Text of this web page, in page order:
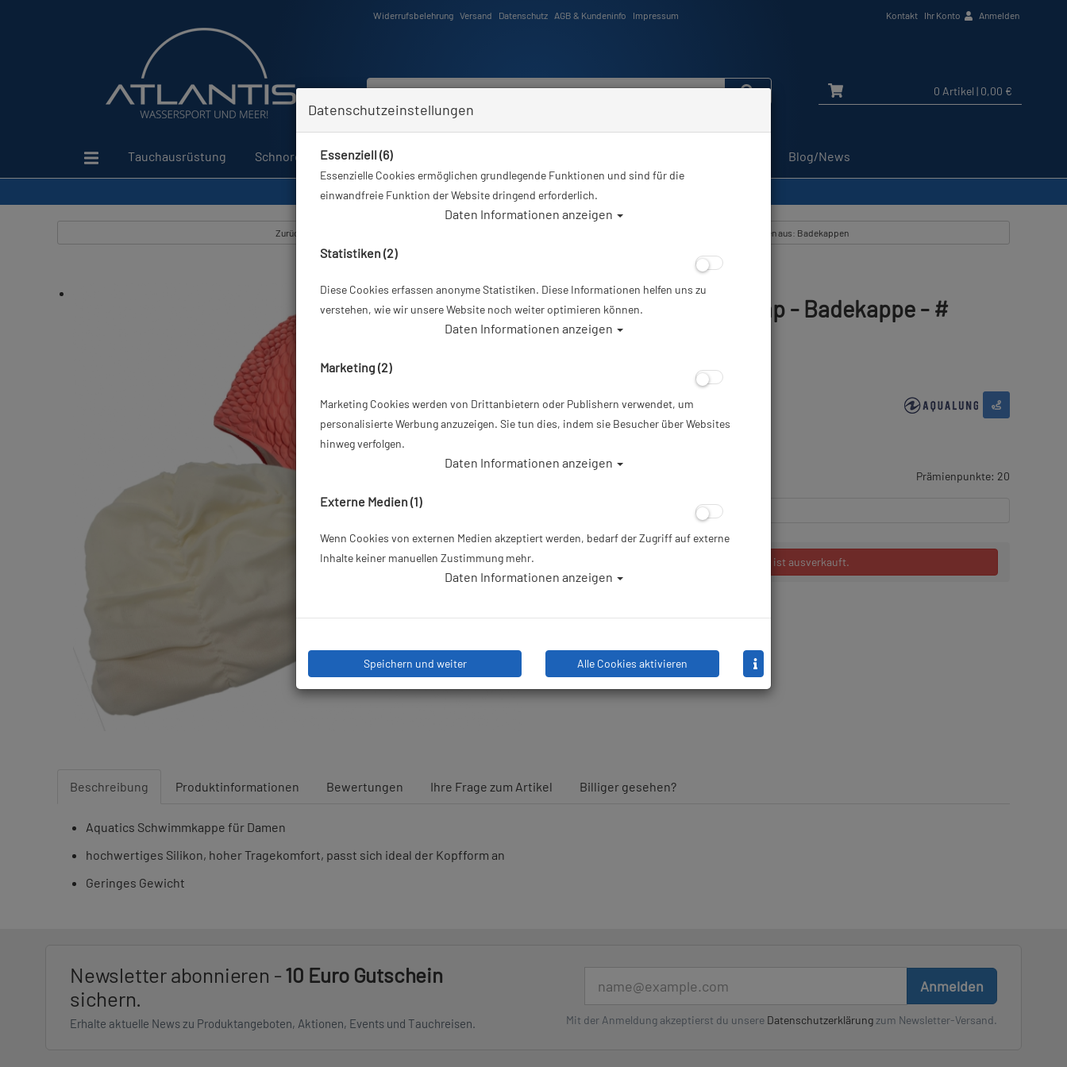
Widerrufsbelehrung Versand Datenschutz AGB & Kundeninfo Impressum Kontakt Ihr Konto Anmelden
0 Artikel | 0,00 €
Tauchausrüstung Schnorcheln Schwimmen Blog/News
Sie sind hier Schwimmen Aquatics Aqua Lady Cap - Badekappe - #
Zurück Alle Artikel zeigen aus: Badekappen
Aquatics Aqua Lady Cap - Badekappe - #
Artikelnr.: lung-203XXmaster
19,90 €*
Prämienpunkte: 20
Dieser Artikel ist ausverkauft.
Beschreibung Produktinformationen Bewertungen Ihre Frage zum Artikel Billiger gesehen?
Aquatics Schwimmkappe für Damen
hochwertiges Silikon, hoher Tragekomfort, passt sich ideal der Kopfform an
Geringes Gewicht
Newsletter abonnieren -10 Euro Gutschein
sichern.
Erhalte aktuelle News zu Produktangeboten, Aktionen, Events und Tauchreisen.
Anmelden
Mit der Anmeldung akzeptierst du unsere Datenschutzerklärung zum Newsletter-Versand.
Datenschutzeinstellungen
Essenziell (6)
Essenzielle Cookies ermöglichen grundlegende Funktionen und sind für die
einwandfreie Funktion der Website dringend erforderlich.
Daten Informationen anzeigen
Statistiken (2)
Diese Cookies erfassen anonyme Statistiken. Diese Informationen helfen uns zu
verstehen, wie wir unsere Website noch weiter optimieren können.
Daten Informationen anzeigen
Marketing (2)
Marketing Cookies werden von Drittanbietern oder Publishern verwendet, um
personalisierte Werbung anzuzeigen. Sie tun dies, indem sie Besucher über Websites
hinweg verfolgen.
Daten Informationen anzeigen
Externe Medien (1)
Wenn Cookies von externen Medien akzeptiert werden, bedarf der Zugriff auf externe
Inhalte keiner manuellen Zustimmung mehr.
Daten Informationen anzeigen
Speichern und weiter Alle Cookies aktivieren